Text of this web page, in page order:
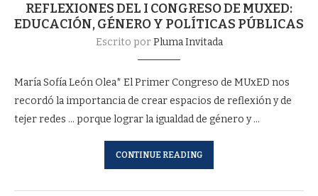
REFLEXIONES DEL I CONGRESO DE MUXED:
EDUCACIÓN, GÉNERO Y POLÍTICAS PÚBLICAS
Escrito porPluma Invitada
María Sofía León Olea* El Primer Congreso de MUxED nos
recordó la importancia de crear espacios de reflexión y de
tejer redes … porque lograr la igualdad de género y …
CONTINUE READING